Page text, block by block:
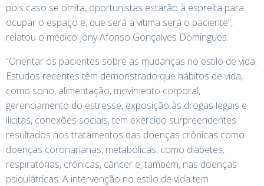
pois caso se omita, oportunistas estarão à espreita para
ocupar o espaço e, que será a vítima será o paciente”,
relatou o médico Jony Afonso Gonçalves Domingues.
“Orientar os pacientes sobre as mudanças no estilo de vida.
Estudos recentes têm demonstrado que hábitos de vida,
como sono, alimentação, movimento corporal,
gerenciamento do estresse, exposição às drogas legais e
ilícitas, conexões sociais, tem exercido surpreendentes
resultados nos tratamentos das doenças crônicas como
doenças coronarianas, metabólicas, como diabetes,
respiratórias, crônicas, câncer e, também, nas doenças
psiquiátricas. A intervenção no estilo de vida tem